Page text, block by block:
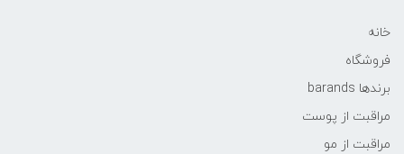
خانه
فروشگاه
برندها barands
مراقبت از پوست
مراقبت از مو